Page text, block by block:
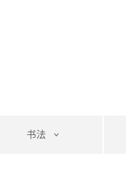
书法